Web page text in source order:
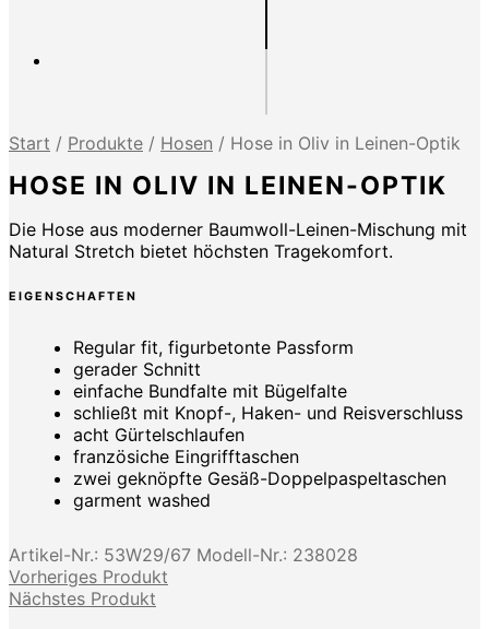
Start / Produkte / Hosen / Hose in Oliv in Leinen-Optik
HOSE IN OLIV IN LEINEN-OPTIK
Die Hose aus moderner Baumwoll-Leinen-Mischung mit
Natural Stretch bietet höchsten Tragekomfort.
EIGENSCHAFTEN
Regular fit, figurbetonte Passform
gerader Schnitt
einfache Bundfalte mit Bügelfalte
schließt mit Knopf-, Haken- und Reisverschluss
acht Gürtelschlaufen
französiche Eingrifftaschen
zwei geknöpfte Gesäß-Doppelpaspeltaschen
garment washed
Artikel-Nr.: 53W29/67 Modell-Nr.: 238028
Vorheriges Produkt
Nächstes Produkt